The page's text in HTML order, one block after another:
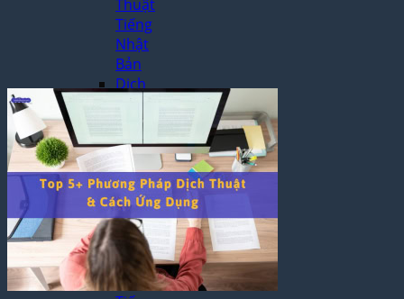
Thuật
Tiếng
Nhật
Bản
Dịch
Tiếng
Hàn
Quốc
Dịch
Thuật
Tiếng
Pháp
Dịch
Thuật